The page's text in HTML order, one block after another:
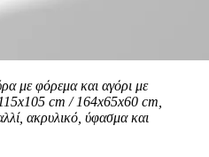
με φόρεμα και αγόρι με
cm / 164x65x60 cm,
ακρυλικό, ύφασμα και